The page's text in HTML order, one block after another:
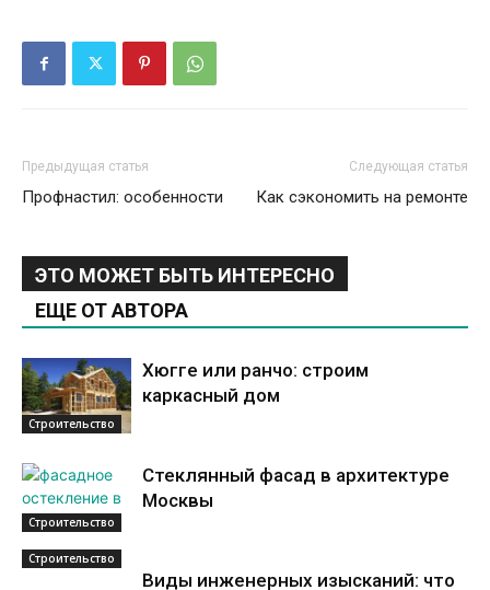
Предыдущая статья
Профнастил: особенности
Следующая статья
Как сэкономить на ремонте
ЭТО МОЖЕТ БЫТЬ ИНТЕРЕСНО
ЕЩЕ ОТ АВТОРА
Строительство
Хюгге или ранчо: строим
каркасный дом
Строительство
Стеклянный фасад в архитектуре
Москвы
Строительство
Виды инженерных изысканий: что